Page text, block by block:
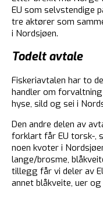
EU som selvstendige
tre aktører som
i Nordsjøen.
Todelt avtale
Fiskeriavtalen har to
handler om
hyse, sild og sei i
Den andre delen av
forklart får EU torsk-,
noen kvoter i
lange/brosme,
tillegg får vi deler av
annet blåkveite, uer og